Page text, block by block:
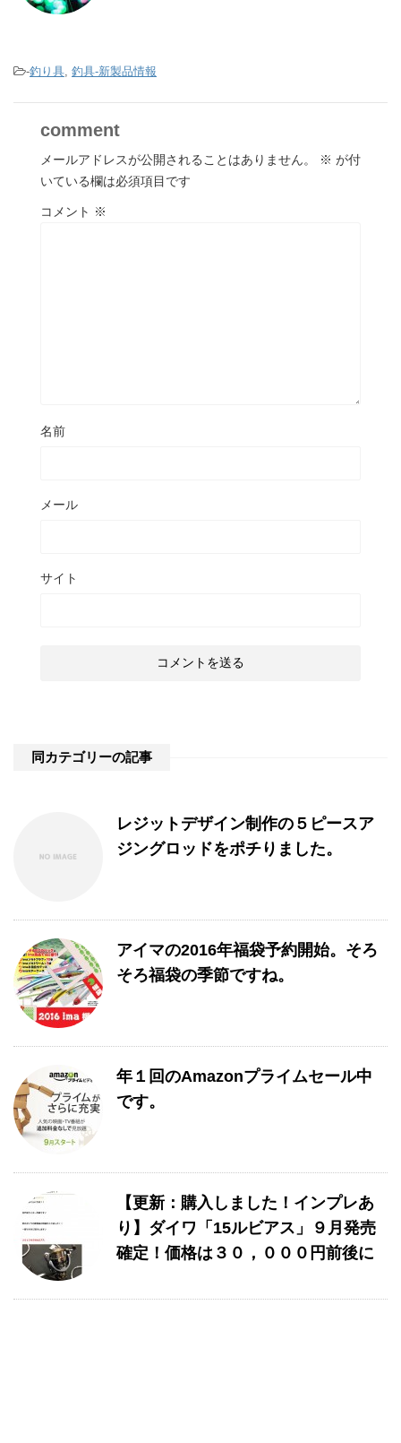
-釣り具 釣具-新製品情報
comment
メールアドレスが公開されることはありません。 ※ が付
いている欄は必須項目です
コメント ※
名前
メール
サイト
同カテゴリーの記事
レジットデザイン制作の５ピースア
ジングロッドをポチりました。
アイマの2016年福袋予約開始。そろ
そろ福袋の季節ですね。
年１回のAmazonプライムセール中
です。
【更新：購入しました！インプレあ
り】ダイワ「15ルビアス」９月発売
確定！価格は３０，０００円前後に